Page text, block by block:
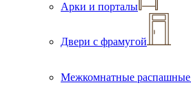
Арки и порталы
Двери с фрамугой
Межкомнатные распашные